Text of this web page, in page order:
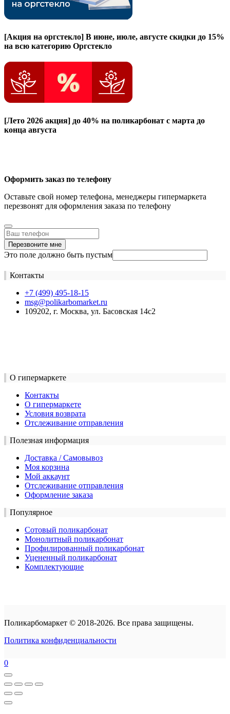
[Акция на оргстекло] В июне, июле, августе скидки до 15%
на всю категорию Оргстекло
[Лето 2026 акция] до 40% на поликарбонат с марта до
конца августа
Оформить заказ по телефону
Оставьте свой номер телефона, менеджеры гипермаркета
перезвонят для оформления заказа по телефону
Перезвоните мне
Это поле должно быть пустым
Контакты
+7 (499) 495-18-15
msg@polikarbomarket.ru
109202, г. Москва, ул. Басовская 14с2
О гипермаркете
Контакты
О гипермаркете
Условия возврата
Отслеживание отправления
Полезная информация
Доставка / Самовывоз
Моя корзина
Мой аккаунт
Отслеживание отправления
Оформление заказа
Популярное
Сотовый поликарбонат
Монолитный поликарбонат
Профилированный поликарбонат
Уцененный поликарбонат
Комплектующие
Поликарбомаркет © 2018-2026. Все права защищены.
Политика конфиденциальности
0